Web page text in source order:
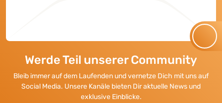
Werde Teil unserer Community
Bleib immer auf dem Laufenden und vernetze Dich mit uns auf
Social Media. Unsere Kanäle bieten Dir aktuelle News und
exklusive Einblicke.